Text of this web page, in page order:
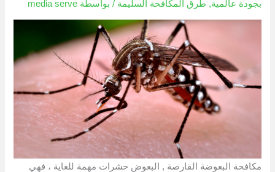
بجودة عالمية, طرق المكافحة السليمة / بواسطة media serve
مكافحة البعوضة القارصة , البعوض حشرات مهمة للغاية ، فهي